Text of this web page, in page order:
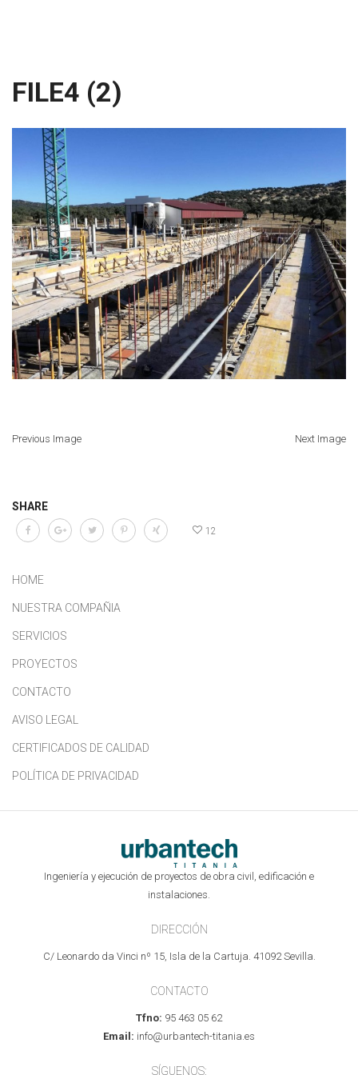
FILE4 (2)
Previous Image Next Image
SHARE
12
HOME
NUESTRA COMPAÑIA
SERVICIOS
PROYECTOS
CONTACTO
AVISO LEGAL
CERTIFICADOS DE CALIDAD
POLÍTICA DE PRIVACIDAD
Ingeniería y ejecución de proyectos de obra civil, edificación e
instalaciones.
DIRECCIÓN
C/ Leonardo da Vinci nº 15, Isla de la Cartuja. 41092 Sevilla.
CONTACTO
Tfno: 95 463 05 62
Email: info@urbantech-titania.es
SÍGUENOS: